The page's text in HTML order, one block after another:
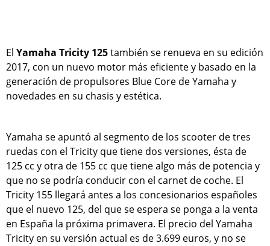
El Yamaha Tricity 125también se renueva en su edición
2017, con un nuevo motor más eficiente y basado en la
generación de propulsores Blue Core de Yamaha y
novedades en su chasis y estética.
Yamaha se apuntó al segmento de los scooter de tres
ruedas con el Tricity que tiene dos versiones, ésta de
125 cc y otra de 155 cc que tiene algo más de potencia y
que no se podría conducir con el carnet de coche. El
Tricity 155 llegará antes a los concesionarios españoles
que el nuevo 125, del que se espera se ponga a la venta
en España la próxima primavera. El precio del Yamaha
Tricity en su versión actual es de 3.699 euros, y no se